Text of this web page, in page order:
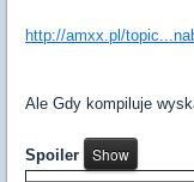
http://amxx.pl/
Ale Gdy kompiluje
Spoiler